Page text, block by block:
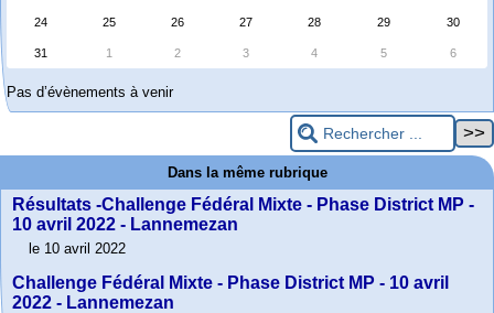
24 25 26 27 28 29 30
31 1 2 3 4 5 6
Pas d’évènements à venir
Dans la même rubrique
Résultats -Challenge Fédéral Mixte - Phase District MP -
10 avril 2022 - Lannemezan
le 10 avril 2022
Challenge Fédéral Mixte - Phase District MP - 10 avril
2022 - Lannemezan